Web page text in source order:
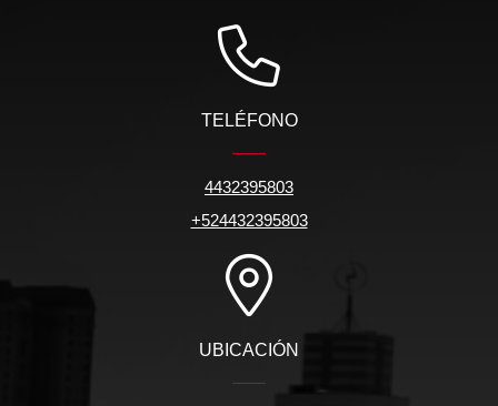
TELÉFONO
4432395803
+524432395803
UBICACIÓN